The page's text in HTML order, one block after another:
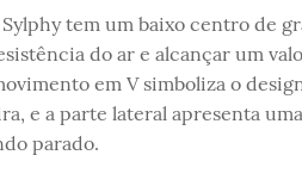
tem um baixo centro de
do ar e alcançar um
em V simboliza o
e a parte lateral apresenta
parado.